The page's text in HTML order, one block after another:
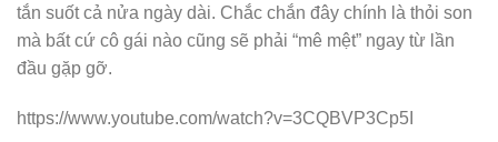
tắn suốt cả nửa ngày dài. Chắc chắn đây chính là thỏi son
mà bất cứ cô gái nào cũng sẽ phải “mê mệt” ngay từ lần
đầu gặp gỡ.
https://www.youtube.com/watch?v=3CQBVP3Cp5I